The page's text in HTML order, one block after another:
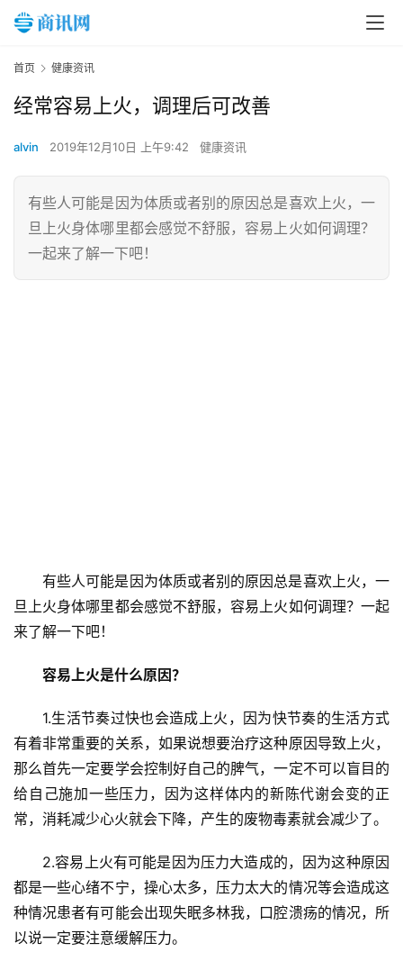
新
闻
资
首页 健康资讯
经常容易上火，调理后可改善
alvin 2019年12月10日 上午9:42 健康资讯
有些人可能是因为体质或者别的原因总是喜欢上火，一
旦上火身体哪里都会感觉不舒服，容易上火如何调理？
一起来了解一下吧！
有些人可能是因为体质或者别的原因总是喜欢上火，一
旦上火身体哪里都会感觉不舒服，容易上火如何调理？一起
来了解一下吧！
容易上火是什么原因？
1.生活节奏过快也会造成上火，因为快节奏的生活方式
有着非常重要的关系，如果说想要治疗这种原因导致上火，
那么首先一定要学会控制好自己的脾气，一定不可以盲目的
给自己施加一些压力，因为这样体内的新陈代谢会变的正
常，消耗减少心火就会下降，产生的废物毒素就会减少了。
2.容易上火有可能是因为压力大造成的，因为这种原因
都是一些心绪不宁，操心太多，压力太大的情况等会造成这
种情况患者有可能会出现失眠多林我，口腔溃疡的情况，所
以说一定要注意缓解压力。